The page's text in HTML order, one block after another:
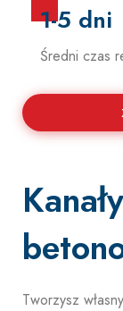
1-5 dni
Średni czas
Tworzysz